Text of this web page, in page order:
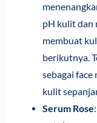
pH kulit dan
membuat
berikutnya.
sebagai
kulit
Serum Rose